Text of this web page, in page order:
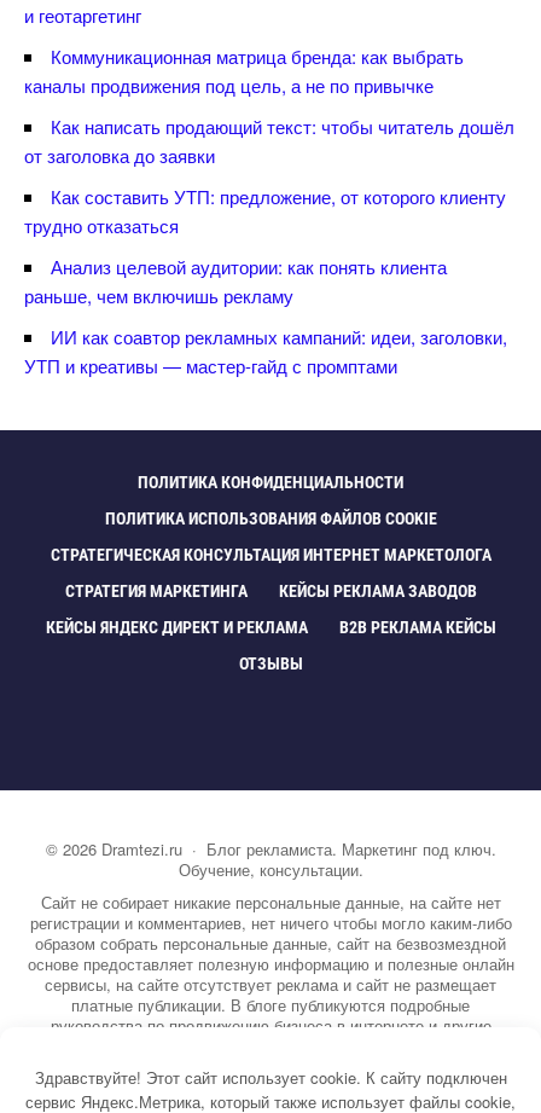
и геотаргетин
Коммуникационная матрица бренда: как выбрать
каналы продвижения под цель, а не по привычке
Как написать продающий текст: чтобы читатель дошёл
от заголовка до заявки
Как составить УТП: предложение, от которого клиенту
трудно отказаться
Анализ целевой аудитории: как понять клиента
раньше, чем включишь рекламу
ИИ как соавтор рекламных кампаний: идеи, заголовки,
УТП и креативы — мастер-гайд с промптами
ПОЛИТИКА КОНФИДЕНЦИАЛЬНОСТИ
ПОЛИТИКА ИСПОЛЬЗОВАНИЯ ФАЙЛОВ COOKIE
СТРАТЕГИЧЕСКАЯ КОНСУЛЬТАЦИЯ ИНТЕРНЕТ МАРКЕТОЛОГА
СТРАТЕГИЯ МАРКЕТИНГА
КЕЙСЫ РЕКЛАМА ЗАВОДО
КЕЙСЫ ЯНДЕКС ДИРЕКТ И РЕКЛАМА
B2B РЕКЛАМА КЕЙСЫ
ОТЗЫВЫ
© 2026 Dramtezi.ru· Блог рекламиста. Маркетинг под ключ.
Обучение, консультации.
Сайт не собирает никакие персональные данные, на сайте нет
регистрации и комментариев, нет ничего чтобы могло каким-либо
образом собрать персональные данные, сайт на безвозмездной
основе предоставляет полезную информацию и полезные онлайн
сервисы, на сайте отсутствует реклама и сайт не размещает
платные публикации. В блоге публикуются подробные
руководства по продвижению бизнеса в интернете и другие
информацию о маркетинге, рекламе, копирайтинге и другие темы.
На сайте опубликовано более 3000 статей.
Здравствуйте! Этот сайт использует cookie. К сайту подключен
сервис Яндекс.Метрика, который также использует файлы cookie,